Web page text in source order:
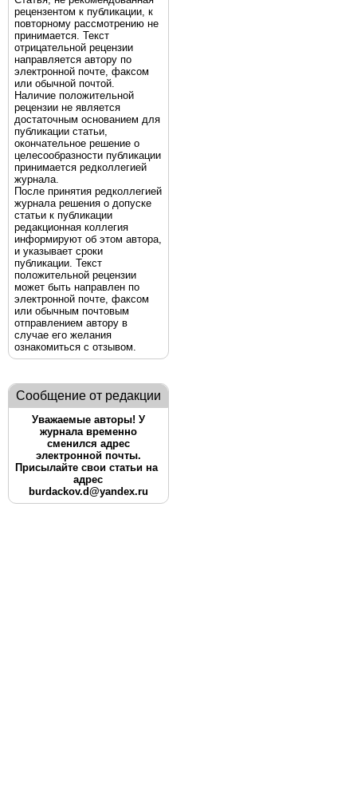
рецензентом к публикации, к
повторному рассмотрению не
принимается. Текст
отрицательной рецензии
направляется автору по
электронной почте, факсом
или обычной почтой.
Наличие положительной
рецензии не является
достаточным основанием для
публикации статьи,
окончательное решение о
целесообразности публикации
принимается редколлегией
журнала.
После принятия редколлегией
журнала решения о допуске
статьи к публикации
редакционная коллегия
информируют об этом автора,
и указывает сроки
публикации. Текст
положительной рецензии
может быть направлен по
электронной почте, факсом
или обычным почтовым
отправлением автору в
случае его желания
ознакомиться с отзывом.
Сообщение от редакции
Уважаемые авторы! У
журнала временно
сменился адрес
электронной почты.
Присылайте свои статьи на
адрес
burdackov.d@yandex.ru